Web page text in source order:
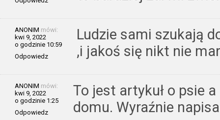
ANONIM mówi:
kwi 9, 2022
o godzinie 10:59
Odpowiedz
Ludzie sami szukają
,i jakoś się nikt nie
ANONIM mówi:
kwi 9, 2022
o godzinie 1:25
Odpowiedz
To jest artykuł o psie
domu. Wyraźnie